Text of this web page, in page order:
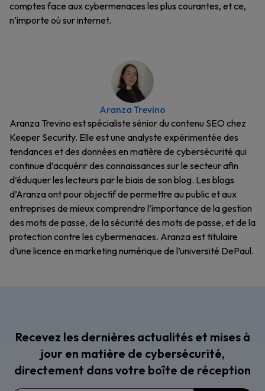
comptes face aux cybermenaces les plus courantes, et ce,
n’importe où sur internet.
Aranza Trevino
Aranza Trevino est spécialiste sénior du contenu SEO chez
Keeper Security. Elle est une analyste expérimentée des
tendances et des données en matière de cybersécurité qui
continue d’acquérir des connaissances sur le secteur afin
d’éduquer les lecteurs par le biais de son blog. Les blogs
d’Aranza ont pour objectif de permettre au public et aux
entreprises de mieux comprendre l’importance de la gestion
des mots de passe, de la sécurité des mots de passe, et de la
protection contre les cybermenaces. Aranza est titulaire
d’une licence en marketing numérique de l’université DePaul.
Recevez les dernières actualités et mises à
jour en matière de cybersécurité,
directement dans votre boîte de réception